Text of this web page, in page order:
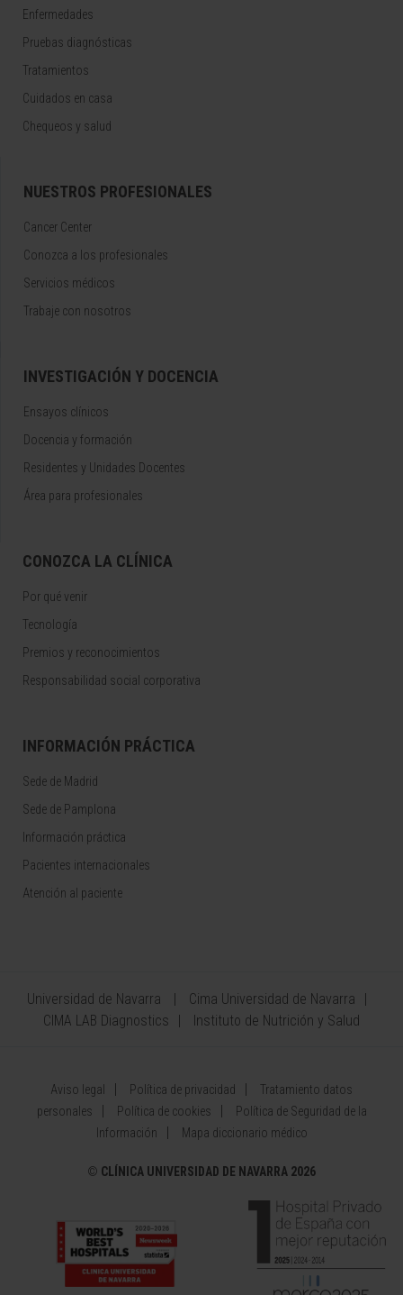
Enfermedades
Pruebas diagnósticas
Tratamientos
Cuidados en casa
Chequeos y salud
NUESTROS PROFESIONALES
Cancer Center
Conozca a los profesionales
Servicios médicos
Trabaje con nosotros
INVESTIGACIÓN Y DOCENCIA
Ensayos clínicos
Docencia y formación
Residentes y Unidades Docentes
Área para profesionales
CONOZCA LA CLÍNICA
Por qué venir
Tecnología
Premios y reconocimientos
Responsabilidad social corporativa
INFORMACIÓN PRÁCTICA
Sede de Madrid
Sede de Pamplona
Información práctica
Pacientes internacionales
Atención al paciente
Universidad de Navarra
Cima Universidad de Navarra
CIMA LAB Diagnostics
Instituto de Nutrición y Salud
Aviso legal Política de privacidad
Tratamiento datos
personales
Política de cookies
Política de Seguridad de la
Información
Mapa diccionario médico
© CLÍNICA UNIVERSIDAD DE NAVARRA 2026